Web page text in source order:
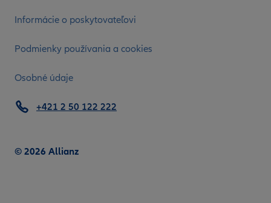
Informácie o poskytovateľovi
Podmienky používania a cookies
Osobné údaje
© 2026 Allianz
+421 2 50 122 222